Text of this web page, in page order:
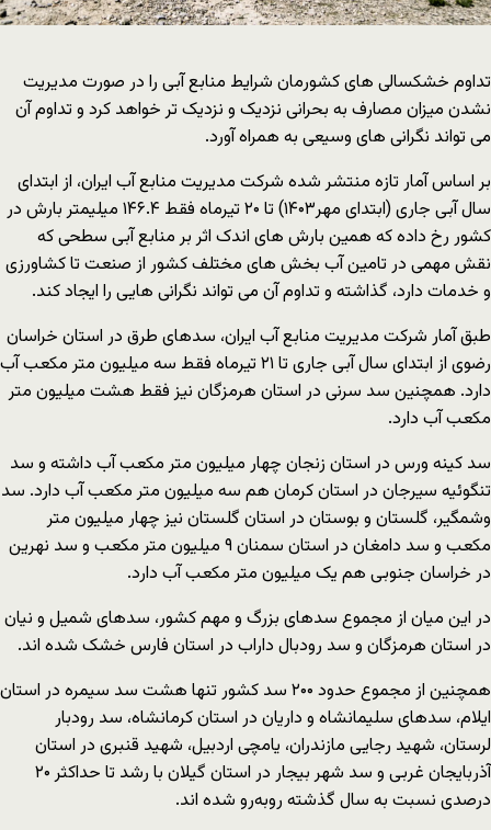
تداوم خشکسالی های کشورمان شرایط منابع آبی را در صورت مدیریت
نشدن میزان مصارف به بحرانی نزدیک و نزدیک تر خواهد کرد و تداوم آن
می تواند نگرانی های وسیعی به همراه آورد.
بر اساس آمار تازه منتشر شده شرکت مدیریت منابع آب ایران، از ابتدای
سال آبی جاری (ابتدای مهر۱۴۰۳) تا ۲۰ تیرماه فقط ۱۴۶.۴ میلیمتر بارش در
کشور رخ داده که همین بارش های اندک اثر بر منابع آبی سطحی که
نقش مهمی در تامین آب بخش های مختلف کشور از صنعت تا کشاورزی
و خدمات دارد، گذاشته و تداوم آن می تواند نگرانی هایی را ایجاد کند.
طبق آمار شرکت مدیریت منابع آب ایران، سدهای طرق در استان خراسان
رضوی از ابتدای سال آبی جاری تا ۲۱ تیرماه فقط سه میلیون متر مکعب آب
دارد. همچنین سد سرنی در استان هرمزگان نیز فقط هشت میلیون متر
مکعب آب دارد.
سد کینه ورس در استان زنجان چهار میلیون متر مکعب آب داشته و سد
تنگوئیه سیرجان در استان کرمان هم سه میلیون متر مکعب آب دارد. سد
وشمگیر، گلستان و بوستان در استان گلستان نیز چهار میلیون متر
مکعب و سد دامغان در استان سمنان ۹ میلیون متر مکعب و سد نهرین
در خراسان جنوبی هم یک میلیون متر مکعب آب دارد.
در این میان از مجموع سدهای بزرگ و مهم کشور، سدهای شمیل و نیان
در استان هرمزگان و سد رودبال داراب در استان فارس خشک شده اند.
همچنین از مجموع حدود ۲۰۰ سد کشور تنها هشت سد سیمره در استان
ایلام، سدهای سلیمانشاه و داریان در استان کرمانشاه، سد رودبار
لرستان، شهید رجایی مازندران، یامچی اردبیل، شهید قنبری در استان
آذربایجان غربی و سد شهر بیجار در استان گیلان با رشد تا حداکثر ۲۰
درصدی نسبت به سال گذشته روبه‌رو شده اند.